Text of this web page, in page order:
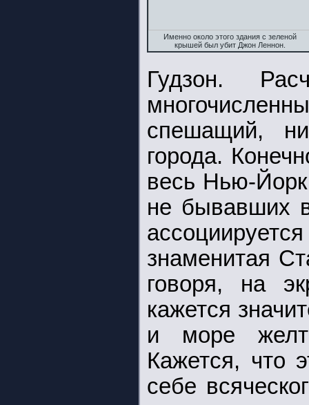
Именно около этого здания с зеленой
крышей был убит Джон Леннон.
Гудзон.
спешащий,
города.
весь Нью-
не бывавших
знаменитая
говоря, на
кажется
и море
Кажется, что
себе